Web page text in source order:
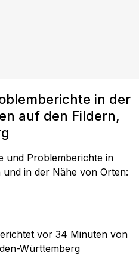
in der
auf den Fildern,
und Problemberichte in
in der Nähe von Orten:
vor 34 Minuten von
Württemberg